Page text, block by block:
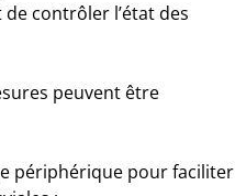
contrôler l’état des
peuvent être
périphérique pour faciliter